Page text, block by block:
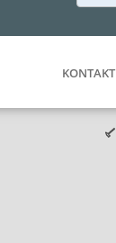
KONTAKT